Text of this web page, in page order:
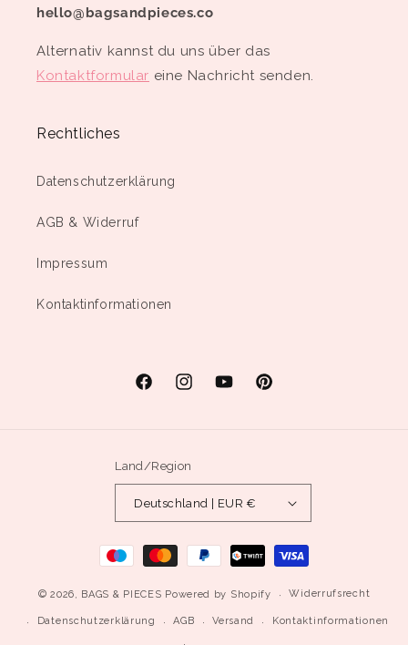
hello@bagsandpieces.co
Alternativ kannst du uns über das
Kontaktformular eine Nachricht senden.
Rechtliches
Datenschutzerklärung
AGB & Widerruf
Impressum
Kontaktinformationen
FacebookInstagramYouTubePinterest
Land/Region
Deutschland | EUR €
Zahlungsmethoden
© 2026, BAGS & PIECES Powered by Shopify Widerrufsrecht
Datenschutzerklärung AGB Versand Kontaktinformationen